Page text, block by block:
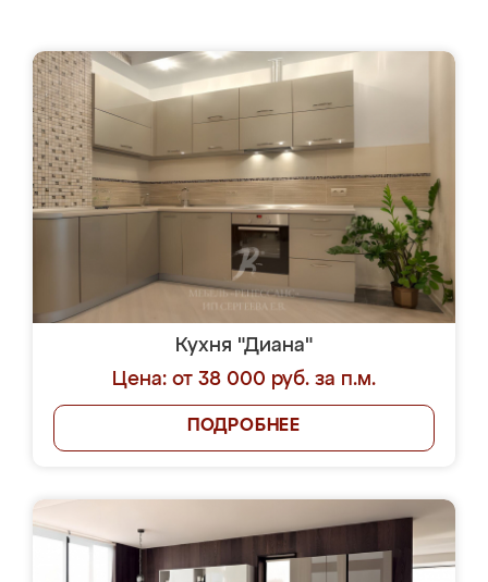
Кухня "Диана"
Цена: от 38 000 руб. за п.м.
ПОДРОБНЕЕ